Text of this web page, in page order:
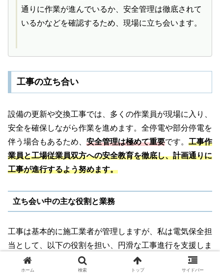
通りに作業が進んでいるか、安全管理は徹底されて
いるかなどを確認するため、現場に立ち会います。
工事の立ち合い
設備の更新や交換工事では、多くの作業員が現場に入り、
安全を確保しながら作業を進めます。全停電や部分停電を
伴う場合もあるため、 安全管理は極めて重要です。 工事作
業員と工場従業員双方への安全教育を徹底し、計画通りに
工事が進行するよう努めます。
立ち会い中の主な役割と業務
工事は基本的に施工業者が管理しますが、私は電気保全担
当として、以下の役割を担い、円滑な工事進行を支援しま
す。
ホーム 検索 トップ サイドバー